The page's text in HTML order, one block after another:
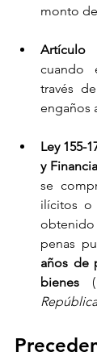
monto
Artículo
cuando
través
engaños
Ley 155-
y
se
ilícitos o
penas
años de
bienes (